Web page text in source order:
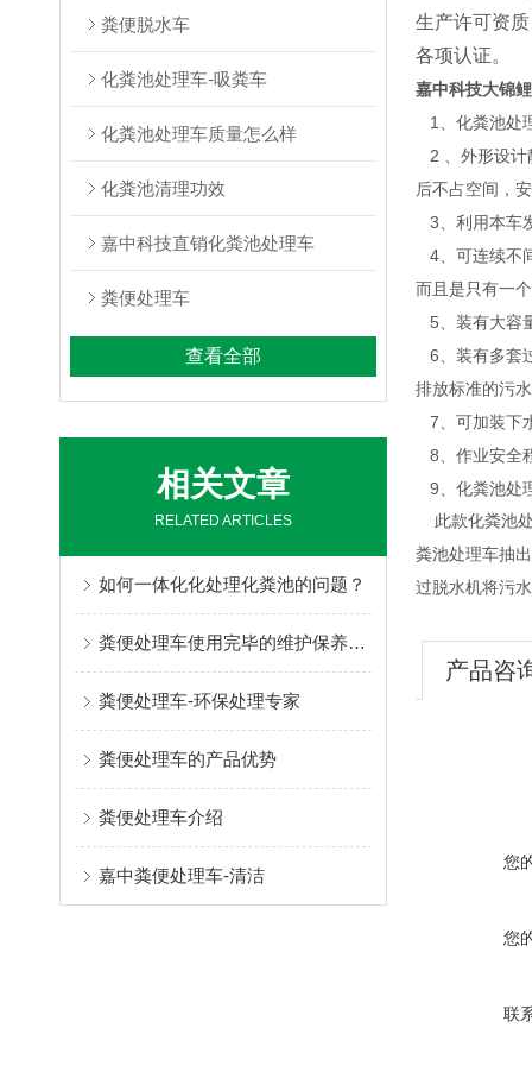
粪便脱水车
化粪池处理车-吸粪车
化粪池处理车质量怎么样
化粪池清理功效
嘉中科技直销化粪池处理车
粪便处理车
查看全部
相关文章
RELATED ARTICLES
如何一体化化处理化粪池的问题？
粪便处理车使用完毕的维护保养工作，你知道多少？
粪便处理车-环保处理专家
粪便处理车的产品优势
粪便处理车介绍
嘉中粪便处理车-清洁
生产许可资
各项认证。
嘉中科技大锦
1、 化粪池处
2 、外形设计
后不占空间，
3、利用本车
4 、可连续
而且是只有一
5、装有大容
6 、装有多
排放标准的污
7、可加装下
8、作业安全
9、化粪池处
此款化粪池处
粪池处理车抽
过脱水机将污
产品咨
您
您
联